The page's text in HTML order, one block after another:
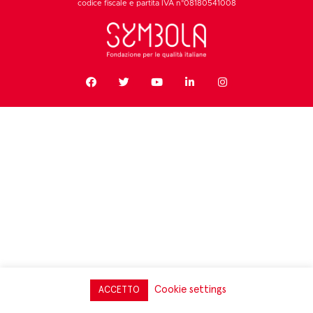
codice fiscale e partita IVA n°08180541008
ACCETTO Cookie settings